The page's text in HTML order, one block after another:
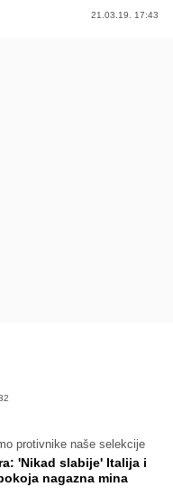
21.03.19. 17:43
protivnike naše selekcije
'Nikad slabije' Italija i
nagazna mina